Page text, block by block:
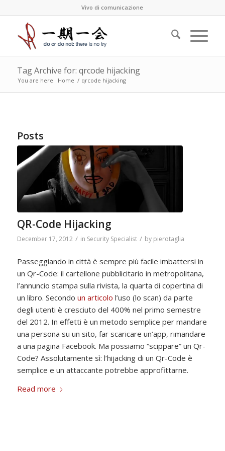
Vivo di comunicazione
Tag Archive for: qrcode hijacking
You are here: Home / qrcode hijacking
Posts
QR-Code Hijacking
December 17, 2012 / in Security Specialist / by pierotaglia
Passeggiando in città è sempre più facile imbattersi in
un Qr-Code: il cartellone pubblicitario in metropolitana,
l’annuncio stampa sulla rivista, la quarta di copertina di
un libro. Secondo un articolo l’uso (lo scan) da parte
degli utenti è cresciuto del 400% nel primo semestre
del 2012. In effetti è un metodo semplice per mandare
una persona su un sito, far scaricare un’app, rimandare
a una pagina Facebook. Ma possiamo “scippare” un Qr-
Code? Assolutamente sì: l’hijacking di un Qr-Code è
semplice e un attaccante potrebbe approfittarne.
Read more